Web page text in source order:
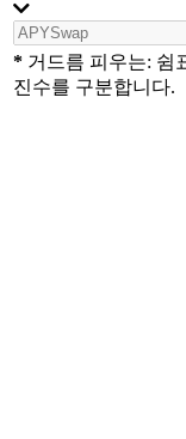
* 거드름 피우는: 쉼
진수를 구분합니다.